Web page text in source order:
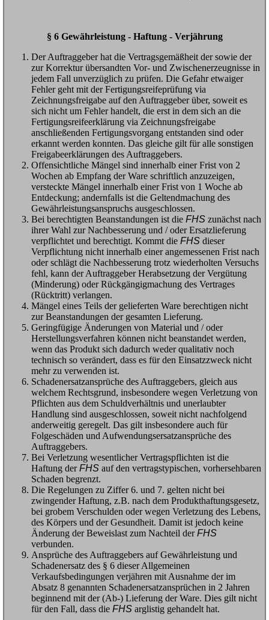
§ 6 Gewährleistung - Haftung - Verjährung
Der Auftraggeber hat die Vertragsgemäßheit der sowie der
zur Korrektur übersandten Vor- und Zwischenerzeugnisse in
jedem Fall unverzüglich zu prüfen. Die Gefahr etwaiger
Fehler geht mit der Fertigungsreifeprüfung via
Zeichnungsfreigabe auf den Auftraggeber über, soweit es
sich nicht um Fehler handelt, die erst in dem sich an die
Fertigungsreifeerklärung via Zeichnungsfreigabe
anschließenden Fertigungsvorgang entstanden sind oder
erkannt werden konnten. Das gleiche gilt für alle sonstigen
Freigabeerklärungen des Auftraggebers.
Offensichtliche Mängel sind innerhalb einer Frist von 2
Wochen ab Empfang der Ware schriftlich anzuzeigen,
versteckte Mängel innerhalb einer Frist von 1 Woche ab
Entdeckung; andernfalls ist die Geltendmachung des
Gewährleistungsanspruchs ausgeschlossen.
Bei berechtigten Beanstandungen ist die FHS zunächst nach
ihrer Wahl zur Nachbesserung und / oder Ersatzlieferung
verpflichtet und berechtigt. Kommt die FHS dieser
Verpflichtung nicht innerhalb einer angemessenen Frist nach
oder schlägt die Nachbesserung trotz wiederholten Versuchs
fehl, kann der Auftraggeber Herabsetzung der Vergütung
(Minderung) oder Rückgängigmachung des Vertrages
(Rücktritt) verlangen.
Mängel eines Teils der gelieferten Ware berechtigen nicht
zur Beanstandungen der gesamten Lieferung.
Geringfügige Änderungen von Material und / oder
Herstellungsverfahren können nicht beanstandet werden,
wenn das Produkt sich dadurch weder qualitativ noch
technisch so verändert, dass es für den Einsatzzweck nicht
mehr zu verwenden ist.
Schadenersatzansprüche des Auftraggebers, gleich aus
welchem Rechtsgrund, insbesondere wegen Verletzung von
Pflichten aus dem Schuldverhältnis und unerlaubter
Handlung sind ausgeschlossen, soweit nicht nachfolgend
anderweitig geregelt. Das gilt insbesondere auch für
Folgeschäden und Aufwendungsersatzansprüche des
Auftraggebers.
Bei Verletzung wesentlicher Vertragspflichten ist die
Haftung derFHS auf den vertragstypischen, vorhersehbaren
Schaden begrenzt.
Die Regelungen zu Ziffer 6. und 7. gelten nicht bei
zwingender Haftung, z.B. nach dem Produkthaftungsgesetz,
bei grobem Verschulden oder wegen Verletzung des Lebens,
des Körpers und der Gesundheit. Damit ist jedoch keine
Änderung der Beweislast zum Nachteil derFHS
verbunden.
Ansprüche des Auftraggebers auf Gewährleistung und
Schadenersatz des § 6 dieser Allgemeinen
Verkaufsbedingungen verjähren mit Ausnahme der im
Absatz 8 genannten Schadenersatzansprüchen in 2 Jahren
beginnend mit der (Ab-) Lieferung der Ware. Dies gilt nicht
für den Fall, dass die FHS arglistig gehandelt hat.